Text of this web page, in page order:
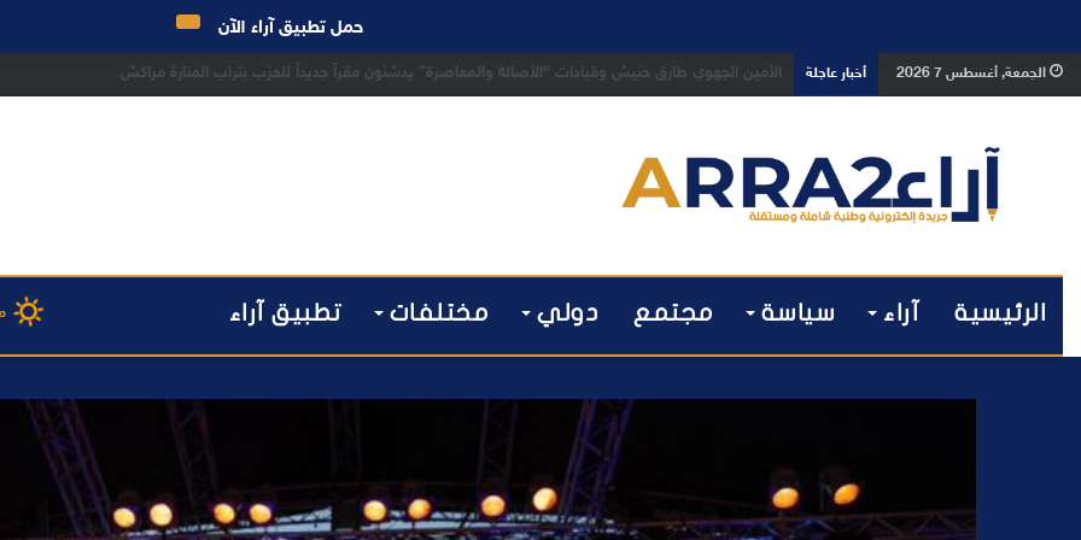
الجمعة, أغسطس 7 2026 أخبار عاجلة بعد تداول فيديو يوثق العملية.. أمن مراكش يطيح بقاصر مشتبه في تورطه في سرقة مسلحة..
الرئيسية آراء سياسة مجتمع دولي مختلفات تطبيق آراء
حمل تطبيق آراء الآن